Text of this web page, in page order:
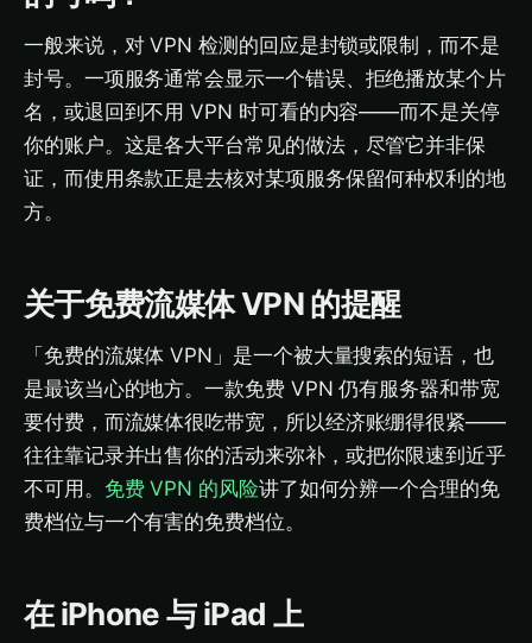
一般来说，对 VPN 检测的回应是封锁或限制，而不是
封号。一项服务通常会显示一个错误、拒绝播放某个片
名，或退回到不用 VPN 时可看的内容——而不是关停
你的账户。这是各大平台常见的做法，尽管它并非保
证，而使用条款正是去核对某项服务保留何种权利的地
方。
关于免费流媒体 VPN 的提醒
「免费的流媒体 VPN」是一个被大量搜索的短语，也
是最该当心的地方。一款免费 VPN 仍有服务器和带宽
要付费，而流媒体很吃带宽，所以经济账绷得很紧——
往往靠记录并出售你的活动来弥补，或把你限速到近乎
不可用。 免费 VPN 的风险讲了如何分辨一个合理的免
费档位与一个有害的免费档位。
在 iPhone 与 iPad 上